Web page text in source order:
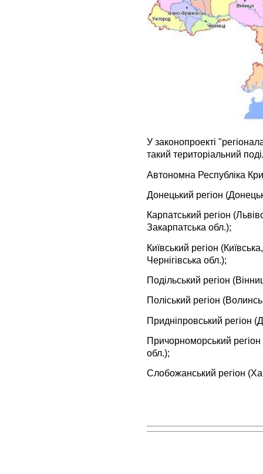
У законопроекті
такий територіальний
Автономна Республіка
Донецький регіон
Карпатський регіон
Закарпатська обл.);
Київський регіон
Чернігівська обл.);
Подільський регіон
Поліський регіон
Придніпровський регіон
Причорноморський
обл.);
Слобожанський регіон